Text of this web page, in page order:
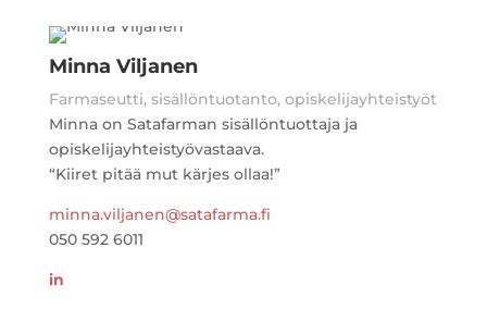
Minna Viljanen
Farmaseutti, sisällöntuotanto, opiskelijayhteistyöt
Minna on Satafarman sisällöntuottaja ja
opiskelijayhteistyövastaava.
“Kiiret pitää mut kärjes ollaa!”
minna.viljanen@satafarma.fi
050 592 6011
in